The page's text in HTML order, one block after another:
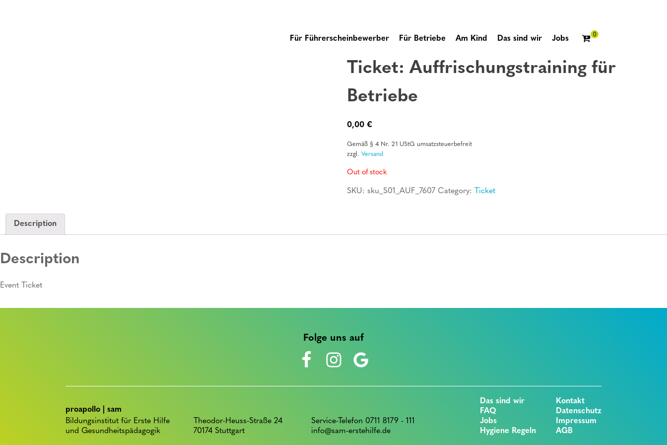
Für Führerscheinbewerber Für Betriebe Am Kind Das sind wir Jobs
Ticket: Auffrischungstraining für
Betriebe
0,00 €
Gemäß § 4 Nr. 21 UStG umsatzsteuerbefreit
zzgl. Versand
Out of stock
SKU: sku_S01_AUF_7607 Category: Ticket
Description
Description
Event Ticket
Folge uns auf
proapollo | sam
Bildungsinstitut für Erste Hilfe
und Gesundheitspädagogik
Theodor-Heuss-Straße 24
70174 Stuttgart
Service-Telefon 0711 8179 - 111
info@sam-erstehilfe.de
Das sind wir
FAQ
Jobs
Hygiene Regeln
Kontakt
Datenschutz
Impressum
AGB